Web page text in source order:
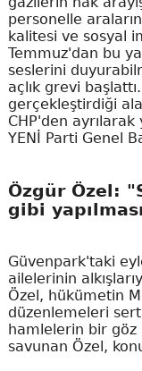
personelle
kalitesi ve sosyal
Temmuz'dan bu
seslerini
açlık grevi
gerçekleştirdiği
CHP'den
YENİ Parti Genel
Özgür Özel:
gibi
Güvenpark'taki
ailelerinin
Özel, hükümetin
düzenlemeleri
hamlelerin bir
savunan Özel,